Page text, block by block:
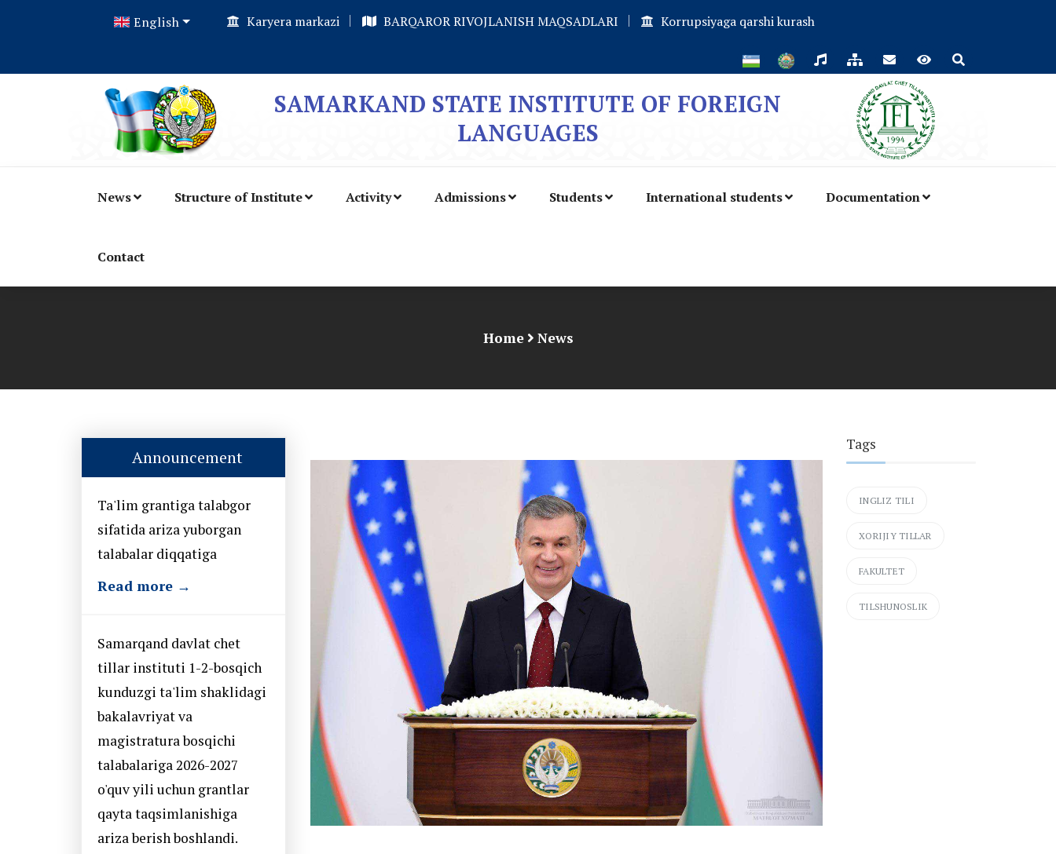
English Karyera markazi BARQAROR RIVOJLANISH MAQSADLARI Korrupsiyaga qarshi kurash
SAMARKAND STATE INSTITUTE OF FOREIGN
LANGUAGES
News Structure of Institute Activity Admissions Students International students Documentation
Contact
Home News
Announcement
Ta'lim grantiga talabgor
sifatida ariza yuborgan
talabalar diqqatiga
Read more →
Samarqand davlat chet
tillar instituti 1-2-bosqich
kunduzgi ta'lim shaklidagi
bakalavriyat va
magistratura bosqichi
talabalariga 2026-2027
o'quv yili uchun grantlar
qayta taqsimlanishiga
ariza berish boshlandi.
Tags
INGLIZ TILI
XORIJIY TILLAR
FAKULTET
TILSHUNOSLIK